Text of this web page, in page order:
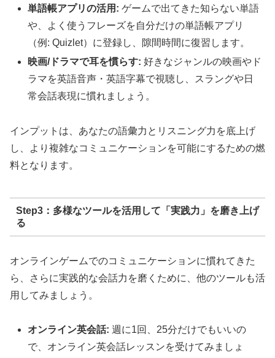
単語帳アプリの活用: ゲームで出てきた知らない単語
や、よく使うフレーズを自分だけの単語帳アプリ
（例: Quizlet）に登録し、隙間時間に復習します。
映画/ドラマで耳を慣らす: 好きなジャンルの映画やド
ラマを英語音声・英語字幕で視聴し、スラングや日
常会話表現に慣れましょう。
インプットは、あなたの語彙力とリスニング力を底上げ
し、より複雑なコミュニケーションを可能にするための燃
料となります。
Step3：多様なツールを活用して「実践力」を磨き上げ
る
オンラインゲームでのコミュニケーションに慣れてきた
ら、さらに実践的な会話力を磨くために、他のツールも活
用してみましょう。
オンライン英会話: 週に1回、25分だけでもいいの
で、オンライン英会話レッスンを受けてみましょ